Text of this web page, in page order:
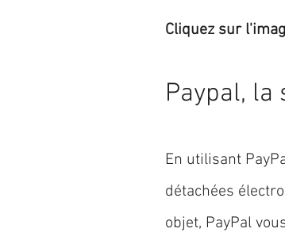
Cliquez sur
Paypal,
En utilisant
détachées
objet, PayPal